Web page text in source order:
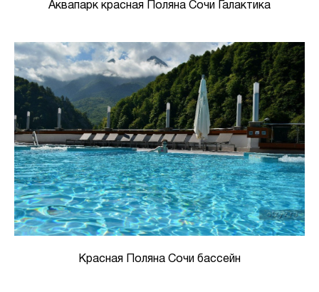
Аквапарк красная Поляна Сочи Галактика
Красная Поляна Сочи бассейн